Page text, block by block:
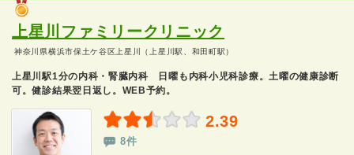
上星川ファミリークリニック
神奈川県横浜市保土ケ谷区上星川（上星川駅、和田町駅）
上星川駅1分の内科・腎臓内科 日曜も内科小児科診療。土曜の健康診断
可。健診結果翌日返し。WEB予約。
2.39
8件